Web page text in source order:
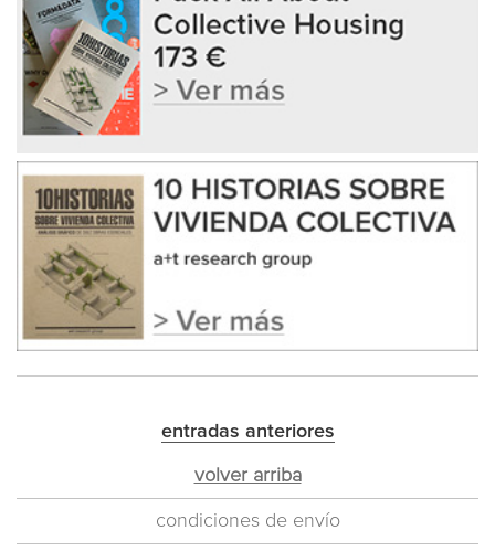
entradas anteriores
volver arriba
condiciones de envío